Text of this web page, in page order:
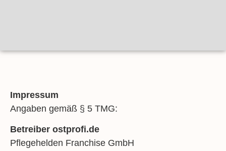
Impressum
Angaben gemäß § 5 TMG:
Betreiber ostprofi.de
Pflegehelden Franchise GmbH